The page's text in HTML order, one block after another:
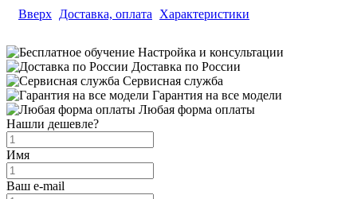
Вверх Доставка, оплата Характеристики
Настройка и консультации
Доставка по России
Сервисная служба
Гарантия на все модели
Любая форма оплаты
Нашли дешевле?
Имя
Ваш e-mail